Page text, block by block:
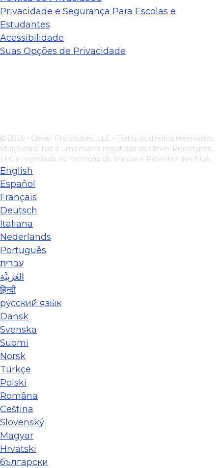
Privacidade e Segurança Para Escolas e
Estudantes
Acessibilidade
Suas Opções de Privacidade
© 2026 - Clever Prototypes, LLC - Todos os direitos reservados.
StoryboardThat é uma marca registrada da Clever Prototypes ,
LLC e registrada no Escritório de Marcas e Patentes dos EUA
English
Español
Français
Deutsch
Italiana
Nederlands
Português
עברית
العَرَبِيَّة
हिन्दी
ру́сский язы́к
Dansk
Svenska
Suomi
Norsk
Türkçe
Polski
Româna
Ceština
Slovenský
Magyar
Hrvatski
български